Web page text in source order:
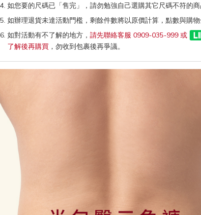
如您要的尺碼已「售完」，請勿勉強自己選購其它尺碼不符的商
如辦理退貨未達活動門檻，剩餘件數將以原價計算，點數與購物
如對活動有不了解的地方， 請先聯絡客服 0909-035-999 或
了解後再購買 ，勿收到包裹後再爭議。